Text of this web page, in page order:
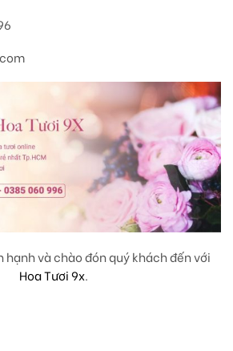
hạnh và chào đón quý khách đến với
Hoa Tươi 9x.